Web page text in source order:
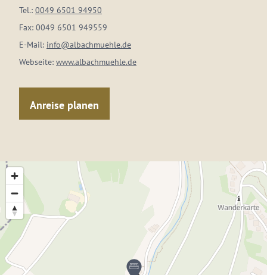
Tel.: 0049 6501 94950
Fax: 0049 6501 949559
E-Mail: info@albachmuehle.de
Webseite: www.albachmuehle.de
Anreise planen